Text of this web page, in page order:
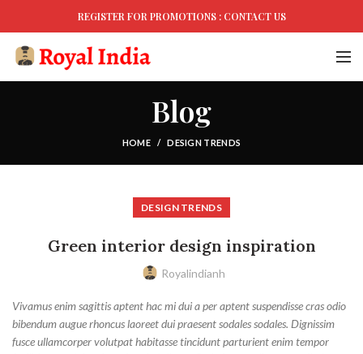
REGISTER FOR PROMOTIONS : CONTACT US
Blog
HOME DESIGN TRENDS
DESIGN TRENDS
Green interior design inspiration
Royalindianh
Vivamus enim sagittis aptent hac mi dui a per aptent suspendisse cras odio
bibendum augue rhoncus laoreet dui praesent sodales sodales. Dignissim
fusce ullamcorper volutpat habitasse tincidunt parturient enim tempor